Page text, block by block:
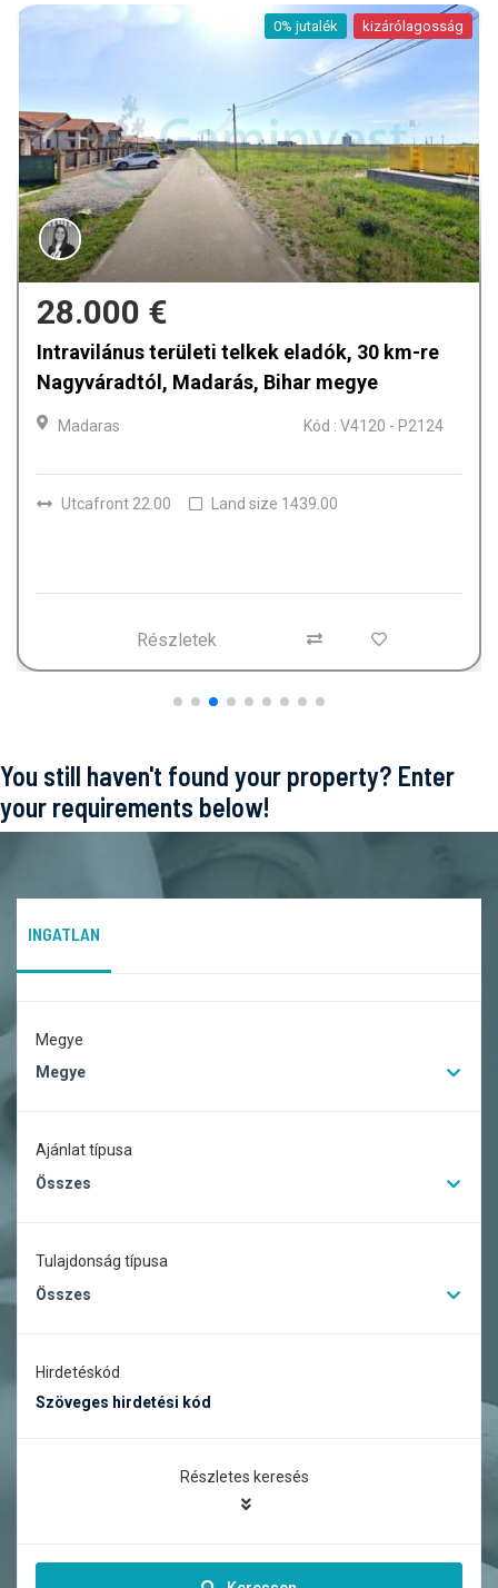
kizárólagosság
30 km-re
megye
Kód : V4120 - P2124
Két telek E60-ről történő
Belterület.
Részletek
You still haven't found your property? Enter
your requirements below!
INGATLAN
Megye
Megye
Ajánlat típusa
Összes
Tulajdonság típusa
Összes
Hirdetéskód
Részletes keresés